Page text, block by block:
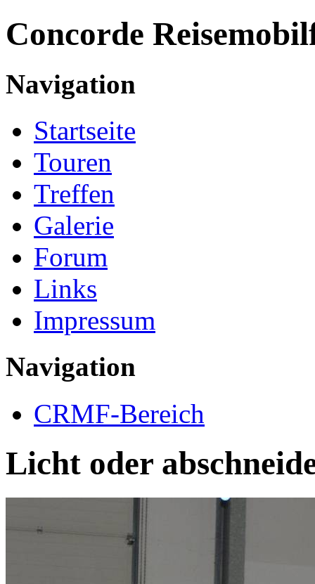
Concorde
Navigation
Startseite
Touren
Treffen
Galerie
Forum
Links
Impressum
Navigation
CRMF-Bereich
Licht oder